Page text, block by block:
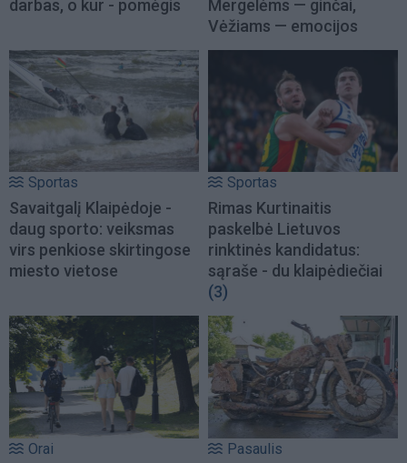
darbas, o kur - pomėgis
Mergelėms — ginčai,
Vėžiams — emocijos
Sportas
Savaitgalį Klaipėdoje -
daug sporto: veiksmas
virs penkiose skirtingose
miesto vietose
Sportas
Rimas Kurtinaitis
paskelbė Lietuvos
rinktinės kandidatus:
sąraše - du klaipėdiečiai
(3)
Orai Pasaulis